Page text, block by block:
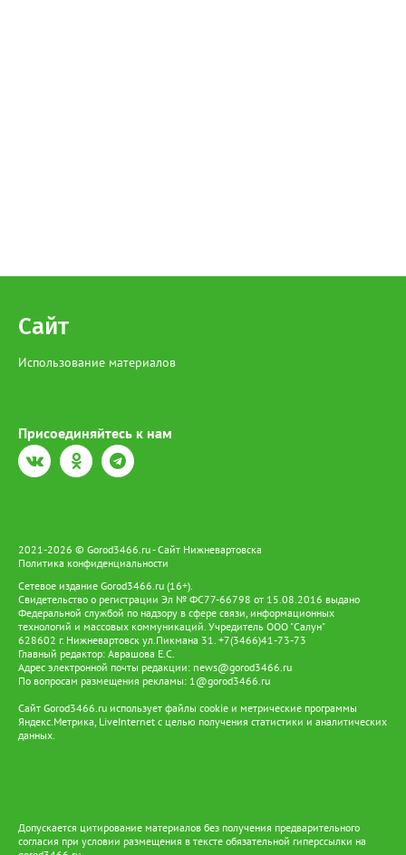
Сайт
Использование материалов
Присоединяйтесь к нам
2021-2026 © Gorod3466.ru - Сайт Нижневартовска
Политика конфиденциальности
Сетевое издание Gorod3466.ru (16+).
Свидетельство о регистрации Эл № ФС77-66798 от 15.08.2016 выдано
Федеральной службой по надзору в сфере связи, информационных
технологий и массовых коммуникаций. Учредитель ООО "Салун"
628602 г. Нижневартовск ул.Пикмана 31. +7(3466)41-73-73
Главный редактор: Аврашова Е.С.
Адрес электронной почты редакции: news@gorod3466.ru
По вопросам размещения рекламы: 1@gorod3466.ru
Сайт Gorod3466.ru использует файлы cookie и метрические программы
Яндекс.Метрика, LiveInternet с целью получения статистики и аналитических
данных.
Допускается цитирование материалов без получения предварительного
согласия при условии размещения в тексте обязательной гиперссылки на